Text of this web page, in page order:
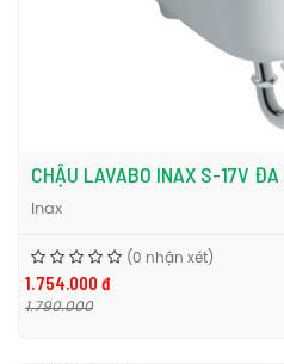
CHẬU LAVABO INAX S-17V ĐA
Inax
(0 nhận xét)
1.754.000 đ
1.790.000